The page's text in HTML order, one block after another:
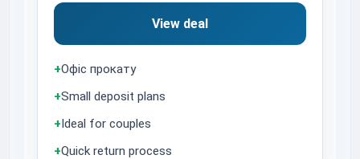
View deal
+Офіс прокату
+Small deposit plans
+Ideal for couples
+Quick return process